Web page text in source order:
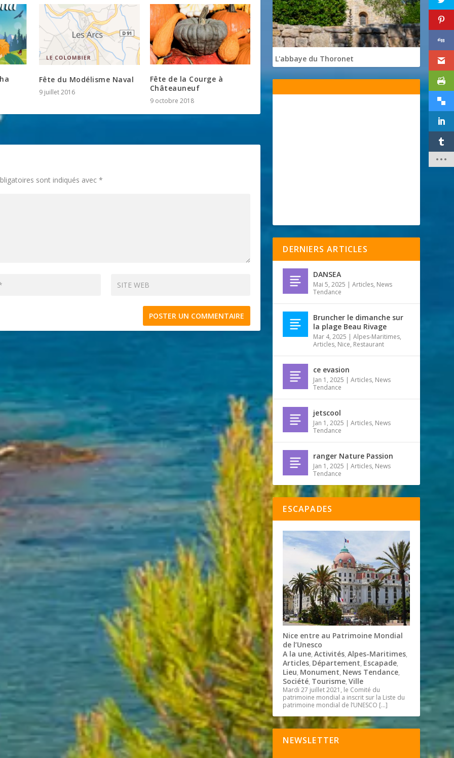
Fête du Modélisme Naval
9 juillet 2016
Fête de la Courge à
Châteauneuf
9 octobre 2018
sont indiqués avec*
L'abbaye du Thoronet
DERNIERS ARTICLES
DANSEA
Mai 5, 2025 |Articles, News
Tendance
Bruncher le dimanche sur
la plage Beau Rivage
Mar 4, 2025 |Alpes-Maritimes,
Articles, Nice, Restaurant
ce evasion
Jan 1, 2025 |Articles, News
Tendance
jetscool
Jan 1, 2025 |Articles, News
Tendance
ranger Nature Passion
Jan 1, 2025 |Articles, News
Tendance
ESCAPADES
Nice entre au Patrimoine Mondial
de l’Unesco
A la une,Activités,Alpes-Maritimes,
Articles, Département, Escapade,
Lieu, Monument, News Tendance,
Société, Tourisme,Ville
Mardi 27 juillet 2021, le Comité du
patrimoine mondial a inscrit sur la Liste du
patrimoine mondial de l’UNESCO […]
NEWSLETTER